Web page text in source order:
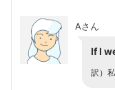
Aさん
If I
訳）